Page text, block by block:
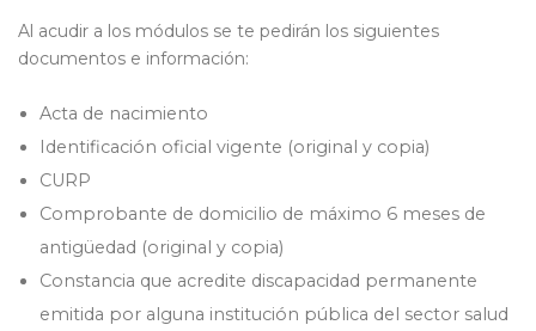
Al acudir a los módulos se te pedirán los siguientes
documentos e información:
Acta de nacimiento
Identificación oficial vigente (original y copia)
CURP
Comprobante de domicilio de máximo 6 meses de
antigüedad (original y copia)
Constancia que acredite discapacidad permanente
emitida por alguna institución pública del sector salud